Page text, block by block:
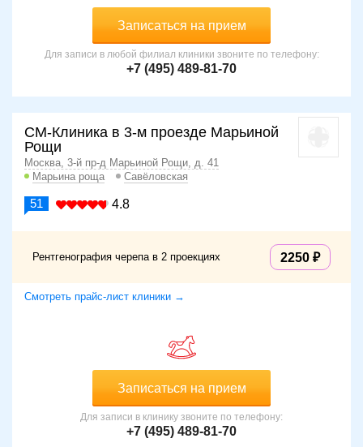
Записаться на прием
Для записи в любой филиал клиники звоните по телефону:
+7 (495) 489-81-70
СМ-Клиника в 3-м проезде Марьиной
Рощи
Москва, 3-й пр-д Марьиной Рощи, д. 41
Марьина роща
Савёловская
51 4.8
Рентгенография черепа в 2 проекциях 2250
Смотреть прайс-лист клиники →
Записаться на прием
Для записи в клинику звоните по телефону:
+7 (495) 489-81-70